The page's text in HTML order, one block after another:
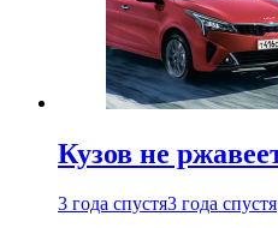
Кузов не
3 года спустя3 года спустя